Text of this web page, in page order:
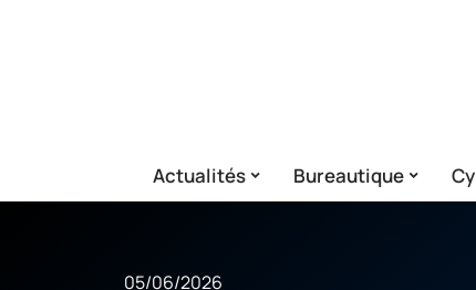
Actualités Bureautique
05/06/2026